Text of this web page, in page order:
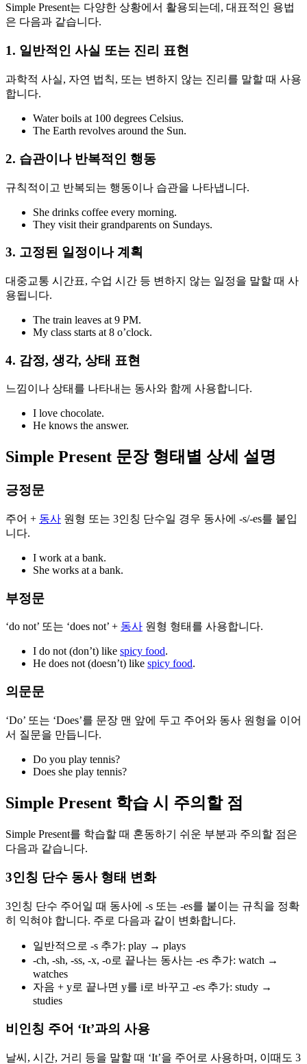
Simple Present는 다양한 상황에서 활용되는데, 대표적인 용법
은 다음과 같습니다.
1. 일반적인 사실 또는 진리 표현
과학적 사실, 자연 법칙, 또는 변하지 않는 진리를 말할 때 사용
합니다.
Water boils at 100 degrees Celsius.
The Earth revolves around the Sun.
2. 습관이나 반복적인 행동
규칙적이고 반복되는 행동이나 습관을 나타냅니다.
She drinks coffee every morning.
They visit their grandparents on Sundays.
3. 고정된 일정이나 계획
대중교통 시간표, 수업 시간 등 변하지 않는 일정을 말할 때 사
용됩니다.
The train leaves at 9 PM.
My class starts at 8 o’clock.
4. 감정, 생각, 상태 표현
느낌이나 상태를 나타내는 동사와 함께 사용합니다.
I love chocolate.
He knows the answer.
Simple Present 문장 형태별 상세 설명
긍정문
주어 + 동사 원형 또는 3인칭 단수일 경우 동사에 -s/-es를 붙입
니다.
I work at a bank.
She works at a bank.
부정문
‘do not’ 또는 ‘does not’ + 동사 원형 형태를 사용합니다.
I do not (don’t) like spicy food.
He does not (doesn’t) like spicy food.
의문문
‘Do’ 또는 ‘Does’를 문장 맨 앞에 두고 주어와 동사 원형을 이어
서 질문을 만듭니다.
Do you play tennis?
Does she play tennis?
Simple Present 학습 시 주의할 점
Simple Present를 학습할 때 혼동하기 쉬운 부분과 주의할 점은
다음과 같습니다.
3인칭 단수 동사 형태 변화
3인칭 단수 주어일 때 동사에 -s 또는 -es를 붙이는 규칙을 정확
히 익혀야 합니다. 주로 다음과 같이 변화합니다.
일반적으로 -s 추가: play → plays
-ch, -sh, -ss, -x, -o로 끝나는 동사는 -es 추가: watch →
watches
자음 + y로 끝나면 y를 i로 바꾸고 -es 추가: study →
studies
비인칭 주어 ‘It’과의 사용
날씨, 시간, 거리 등을 말할 때 ‘It’을 주어로 사용하며, 이때도 3